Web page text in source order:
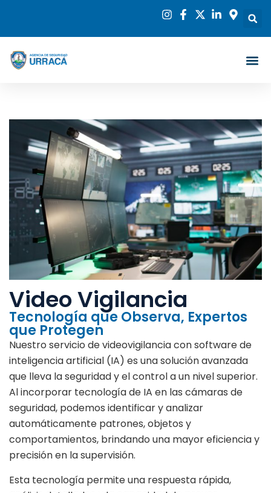
Video Vigilancia
Tecnología que Observa, Expertos
que Protegen
Nuestro servicio de videovigilancia con software de
inteligencia artificial (IA) es una solución avanzada
que lleva la seguridad y el control a un nivel superior.
Al incorporar tecnología de IA en las cámaras de
seguridad, podemos identificar y analizar
automáticamente patrones, objetos y
comportamientos, brindando una mayor eficiencia y
precisión en la supervisión.
Esta tecnología permite una respuesta rápida,